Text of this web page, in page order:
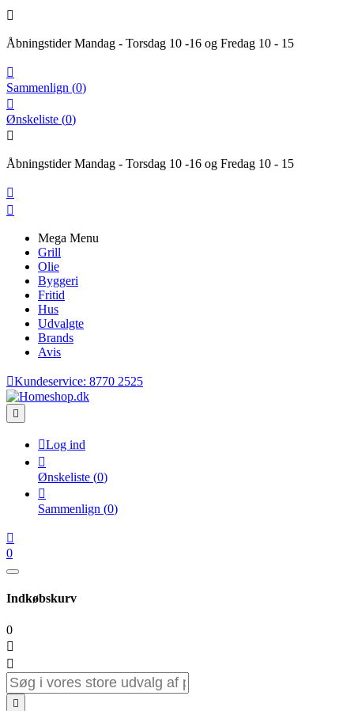

Åbningstider Mandag - Torsdag 10 -16 og Fredag 10 - 15

Sammenlign (0)

Ønskeliste (0)

Åbningstider Mandag - Torsdag 10 -16 og Fredag 10 - 15


Mega Menu
Grill
Olie
Byggeri
Fritid
Hus
Udvalgte
Brands
Avis
Kundeservice: 8770 2525

Log ind

Ønskeliste (0)

Sammenlign (0)

0
Indkøbskurv
0


